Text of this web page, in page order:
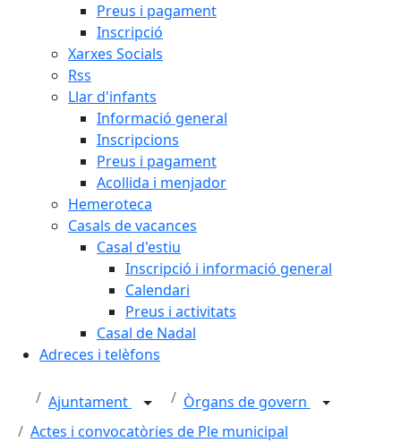
Preus i pagament
Inscripció
Xarxes Socials
Rss
Llar d'infants
Informació general
Inscripcions
Preus i pagament
Acollida i menjador
Hemeroteca
Casals de vacances
Casal d'estiu
Inscripció i informació general
Calendari
Preus i activitats
Casal de Nadal
Adreces i telèfons
Ajuntament
Òrgans de govern
Actes i convocatòries de Ple municipal